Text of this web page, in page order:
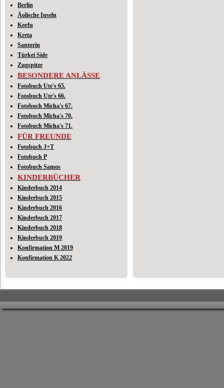
Berlin
Äolische Inseln
Korfu
Kreta
Santorin
Türkei Side
Zugspitze
BESONDERE ANLÄSSE
Fotobuch Ute's 65.
Fotobuch Ute's 66.
Fotobuch Micha's 67.
Fotobuch Micha's 70.
Fotobuch Micha's 71.
FÜR FREUNDE
Fotobuch J+T
Fotobuch P
Fotobuch Samos
KINDERBÜCHER
Kinderbuch 2014
Kinderbuch 2015
Kinderbuch 2016
Kinderbuch 2017
Kinderbuch 2018
Kinderbuch 2019
Konfirmation M 2019
Konfirmation K 2022